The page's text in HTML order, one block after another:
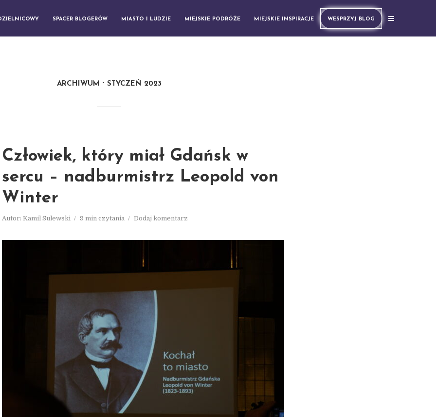
SPACER BLOGERÓW MIASTO I LUDZIE MIEJSKIE PODRÓŻE MIEJSKIE INSPIRACJE WESPRZYJ BLOG
ARCHIWUM STYCZEŃ 2023
Człowiek, który miał Gdańsk w
sercu – nadburmistrz Leopold von
Winter
Autor: Kamil Sulewski 9 min czytania Dodaj komentarz